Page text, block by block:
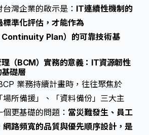
灣企業的啟示是： IT連續性機制的
準化評估，才能作為
Plan）的可靠技術基
（BCM）實務的意義：IT資源韌性
礎層
業務持續計畫時，往往聚焦於
場所備援」、「資料備份」三大主
更基礎的問題： 當災難發生、員工
路頻寬的品質與優先順序設計，是